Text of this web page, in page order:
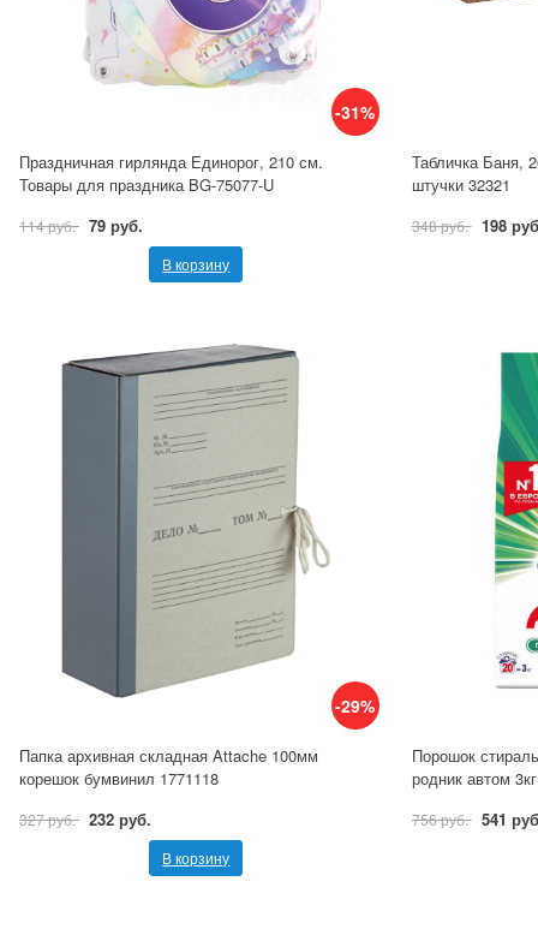
-31%
Праздничная гирлянда Единорог, 210 см.
Товары для праздника BG-75077-U
114 руб. 79 руб.
В корзину
Табличка Баня,
штучки 32321
348 руб. 198
-29%
Папка архивная складная Attache 100мм
корешок бумвинил 1771118
327 руб. 232 руб.
В корзину
Порошок
родник автом
756 руб. 541